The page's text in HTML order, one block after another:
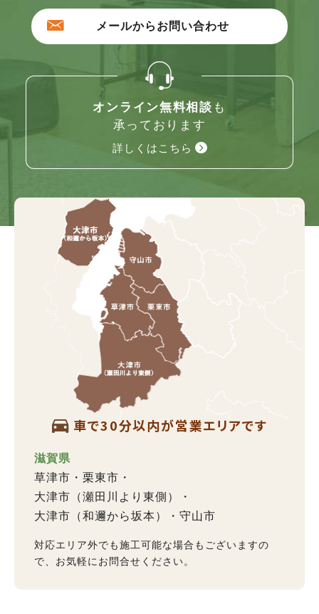
メールからお問い合わせ
オンライン無料相談 も
承っております
詳しくはこちら
車で30分以内が営業エリアです
滋賀県
草津市
栗東市
大津市（瀬田川より東側）
大津市（和邇から坂本）
守山市
対応エリア外でも施工可能な場合もございますの
で、お気軽にお問合せください。